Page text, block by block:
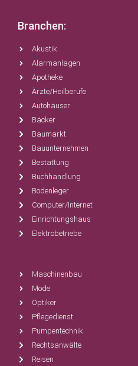
Branchen:
Akustik
Alarmanlagen
Apotheke
Ärzte/Heilberufe
Autohäuser
Bäcker
Baumarkt
Bauunternehmen
Bestattung
Buchhandlung
Bodenleger
Computer/Internet
Einrichtungshaus
Elektrobetriebe
Maschinenbau
Mode
Optiker
Pflegedienst
Pumpentechnik
Rechtsanwälte
Reisen